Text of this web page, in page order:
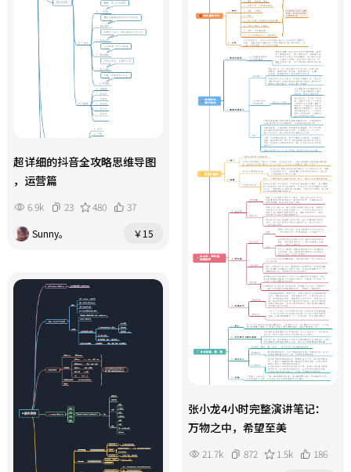
超详细的抖音全攻略思维导图
，运营篇
6.9k 23 480
37
Sunny。
￥15
张小龙4小时完整演讲笔记：
万物之中，希望至美
21.7k 872 1.5k
186